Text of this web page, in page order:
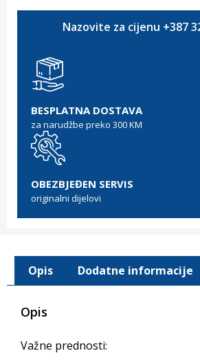
Nazovite za cijenu +387
BESPLATNA DOSTAVA
za narudžbe preko 300 KM
OBEZBJEĐEN SERVIS
originalni dijelovi
Opis Dodatne informacije
Opis
Važne prednosti: